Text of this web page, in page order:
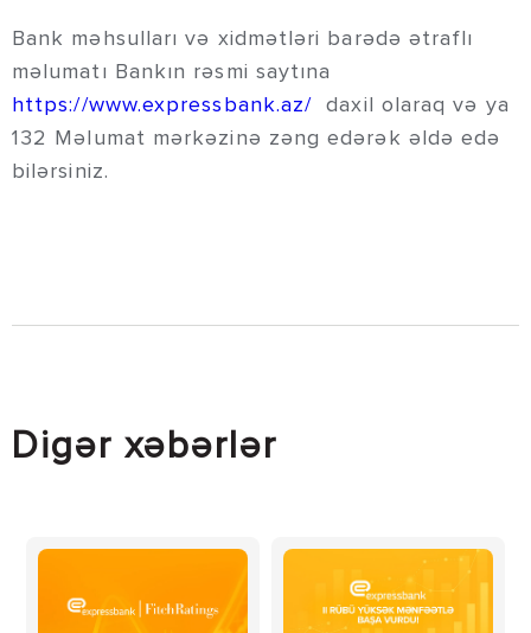
Bank məhsulları və xidmətləri barədə ətraflı
məlumatı Bankın rəsmi saytına
https://www.expressbank.az/ daxil olaraq və ya
132 Məlumat mərkəzinə zəng edərək əldə edə
bilərsiniz.
Digər xəbərlər